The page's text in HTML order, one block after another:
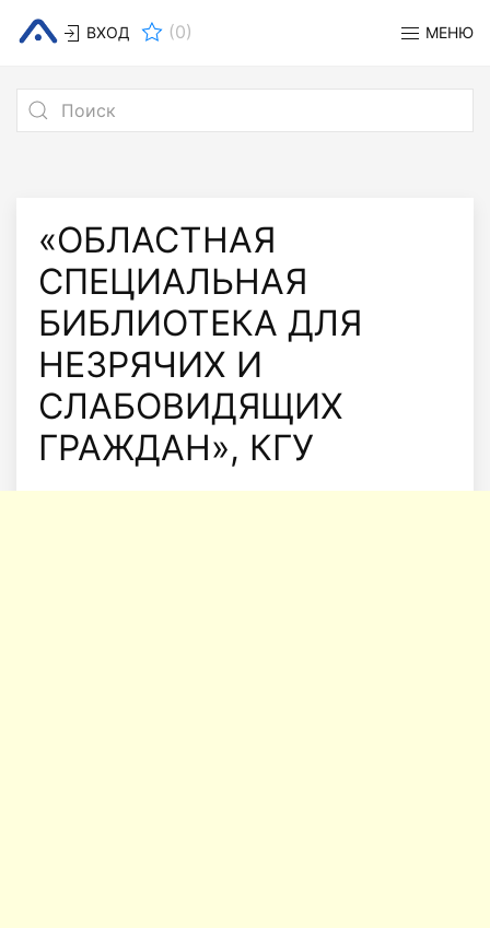
ВХОД (0) МЕНЮ
«ОБЛАСТНАЯ
СПЕЦИАЛЬНАЯ
БИБЛИОТЕКА ДЛЯ
НЕЗРЯЧИХ И
СЛАБОВИДЯЩИХ
ГРАЖДАН», КГУ